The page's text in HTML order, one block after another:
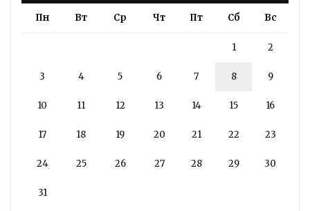
Пн Вт Ср Чт Пт Сб Вс
1 2
3 4 5 6 7 8 9
10 11 12 13 14 15 16
17 18 19 20 21 22 23
24 25 26 27 28 29 30
31